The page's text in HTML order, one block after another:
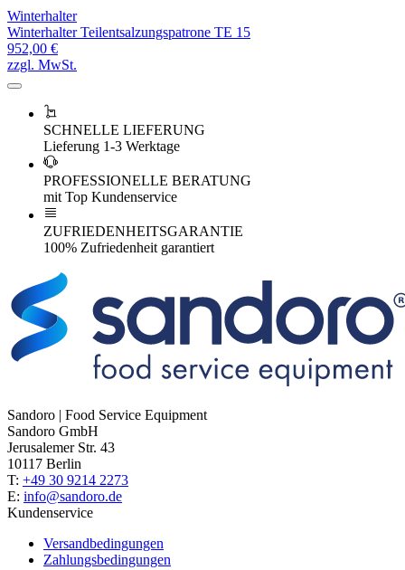
Winterhalter
Winterhalter Teilentsalzungspatrone TE 15
952,00 €
zzgl. MwSt.
SCHNELLE LIEFERUNG
Lieferung 1-3 Werktage
PROFESSIONELLE BERATUNG
mit Top Kundenservice
ZUFRIEDENHEITSGARANTIE
100% Zufriedenheit garantiert
Sandoro | Food Service Equipment
Sandoro GmbH
Jerusalemer Str. 43
10117 Berlin
T: +49 30 9214 2273
E: info@sandoro.de
Kundenservice
Versandbedingungen
Zahlungsbedingungen